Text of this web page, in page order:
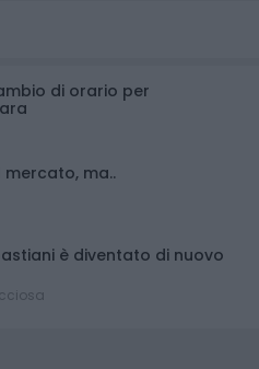
di orario per
mercato, ma..
è diventato di nuovo